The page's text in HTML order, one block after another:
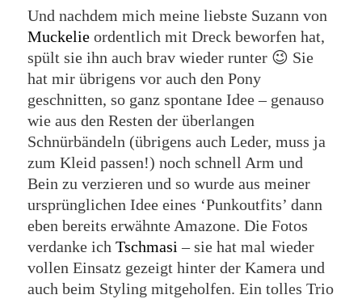
Und nachdem mich meine liebste Suzann von
Muckelieordentlich mit Dreck beworfen hat,
spült sie ihn auch brav wieder runter 😉 Sie
hat mir übrigens vor auch den Pony
geschnitten, so ganz spontane Idee – genauso
wie aus den Resten der überlangen
Schnürbändeln (übrigens auch Leder, muss ja
zum Kleid passen!) noch schnell Arm und
Bein zu verzieren und so wurde aus meiner
ursprünglichen Idee eines ‘Punkoutfits’ dann
eben bereits erwähnte Amazone. Die Fotos
verdanke ich Tschmasi – sie hat mal wieder
vollen Einsatz gezeigt hinter der Kamera und
auch beim Styling mitgeholfen. Ein tolles Trio